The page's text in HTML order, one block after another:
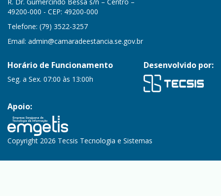
49200-000 - CEP: 49200-000
Telefone: (79) 3522-3257
Email: admin@camaradeestancia.se.gov.br
Horário de Funcionamento
Seg. a Sex. 07:00 às 13:00h
Desenvolvido por:
Apoio:
Copyright 2026 Tecsis Tecnologia e Sistemas